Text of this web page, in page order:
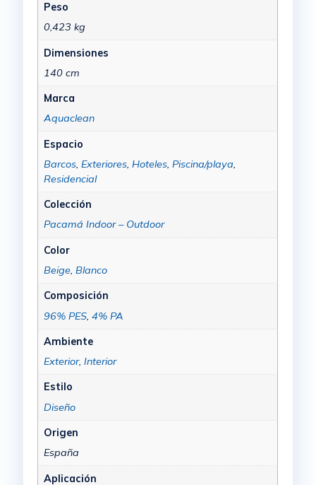
Peso
0,423 kg
Dimensiones
140 cm
Marca
Aquaclean
Espacio
Barcos, Exteriores, Hoteles, Piscina/playa,
Residencial
Colección
Pacamá Indoor – Outdoor
Color
Beige, Blanco
Composición
96% PES, 4% PA
Ambiente
Exterior, Interior
Estilo
Diseño
Origen
España
Aplicación